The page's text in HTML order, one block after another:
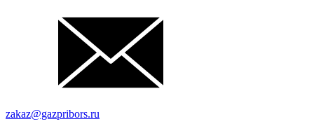
zakaz@gazpribors.ru